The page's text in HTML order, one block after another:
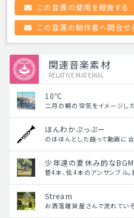
この音源の使用を報告する
この音源の制作者へ問合せ
関連音楽素材
RELATIVE MATERIAL
10℃
二月の朝の空気をイメージ
ほんわかぷっぷー
のほほんとした曲って動画に
少年達の夏休み的なBGM
管4本、弦4本のアンサンブル
Stream
お洒落雑貨屋さんで流れてい